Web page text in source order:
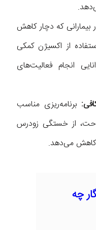
بیمارانی که دچار کاهش
از اکسیژن کمکی
انجام فعالیت‌های
برنامه‌ریزی مناسب
از خستگی زودرس
کاهش می‌دهد.
چه